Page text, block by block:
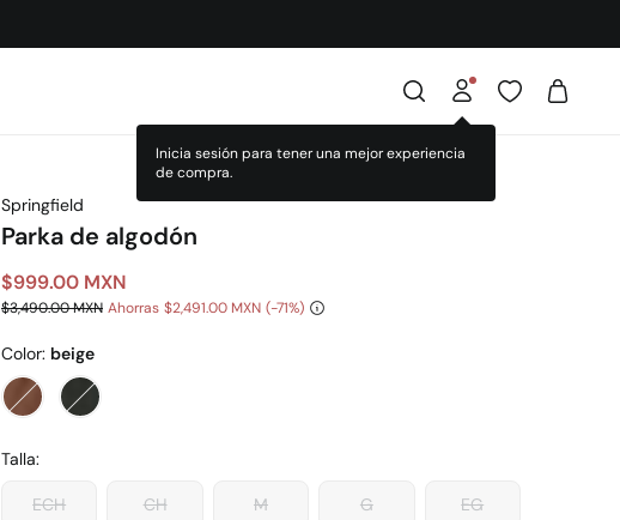
Inicia sesión para tener una mejor experiencia
de compra.
Springfield
Parka de algodón
$999.00 MXN
$3,490.00 MXN Ahorras $2,491.00 MXN 71
Color: beige
Talla:
ECH CH M G EG